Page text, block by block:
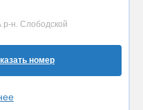
р-н. Слободской
номер